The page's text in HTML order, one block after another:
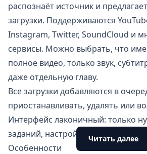
распознаёт источник и
загрузки. Поддерживаются
Instagram, Twitter, SoundCloud и
сервисы. Можно выбрать, что
полное видео, только звук,
даже отдельную главу.
Все загрузки добавляются в
приостанавливать, удалять или
Интерфейс лаконичный: только
заданий, настройки форматов и
Особенности
Читать далее